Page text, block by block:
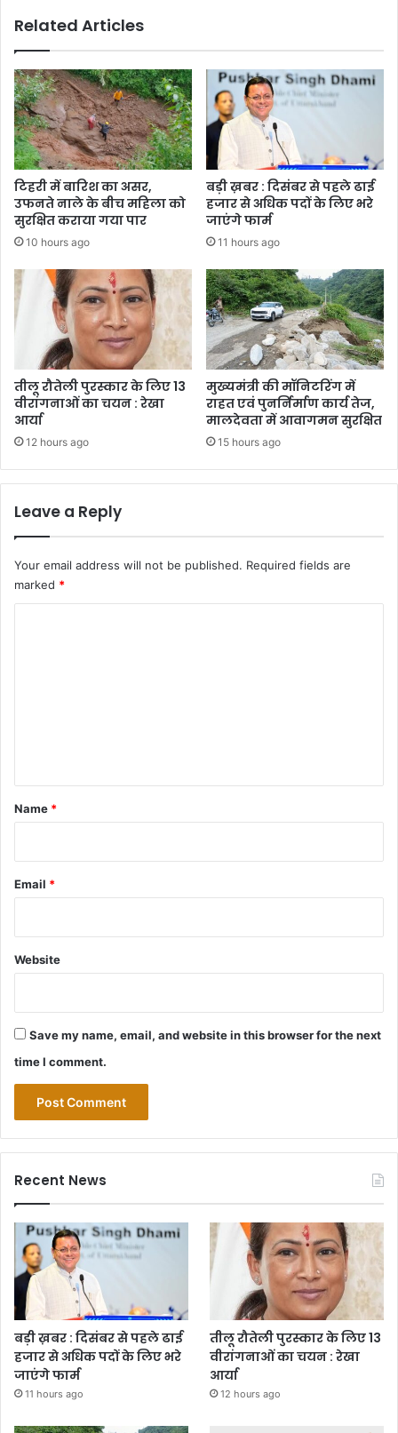
Related Articles
टिहरी में बारिश का असर,
उफनते नाले के बीच महिला को
सुरक्षित कराया गया पार
10 hours ago
बड़ी ख़बर : दिसंबर से पहले ढाई
हजार से अधिक पदों के लिए भरे
जाएंगे फार्म
11 hours ago
तीलू रौतेली पुरस्कार के लिए 13
वीरांगनाओं का चयन : रेखा
आर्या
12 hours ago
मुख्यमंत्री की मॉनिटरिंग में
राहत एवं पुनर्निर्माण कार्य तेज,
मालदेवता में आवागमन सुरक्षित
15 hours ago
Leave a Reply
Your email address will not be published. Required fields are
marked *
*
Name *
Email *
Website
Save my name, email, and website in this browser for the next
time I comment.
Recent News
बड़ी ख़बर : दिसंबर से पहले ढाई
हजार से अधिक पदों के लिए भरे
जाएंगे फार्म
11 hours ago
तीलू रौतेली पुरस्कार के लिए 13
वीरांगनाओं का चयन : रेखा
आर्या
12 hours ago